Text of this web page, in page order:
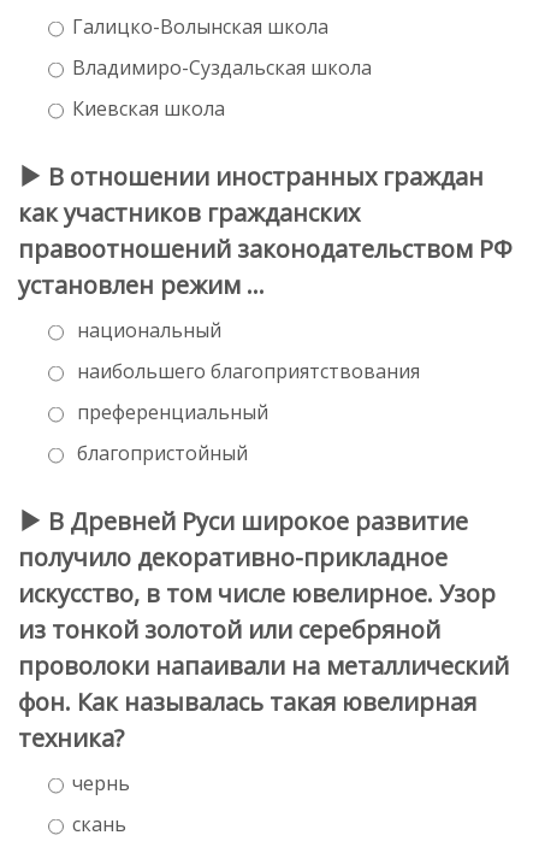
Галицко-Волынская школа
Владимиро-Суздальская школа
Киевская школа
В отношении иностранных граждан
как участников гражданских
правоотношений законодательством РФ
установлен режим …
национальный
наибольшего благоприятствования
преференциальный
благопристойный
В Древней Руси широкое развитие
получило декоративно-прикладное
искусство, в том числе ювелирное. Узор
из тонкой золотой или серебряной
проволоки напаивали на металлический
фон. Как называлась такая ювелирная
техника?
чернь
скань